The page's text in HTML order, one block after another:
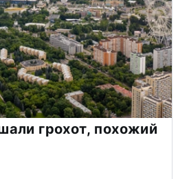
грохот, похожий